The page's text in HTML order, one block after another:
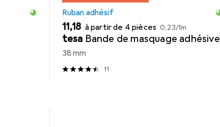
Ruban adhésif
EUR
11,18 à partir de 4 pièces EUR
0,23/1m
tesa Bande de masquage adhésive
38 mm
11